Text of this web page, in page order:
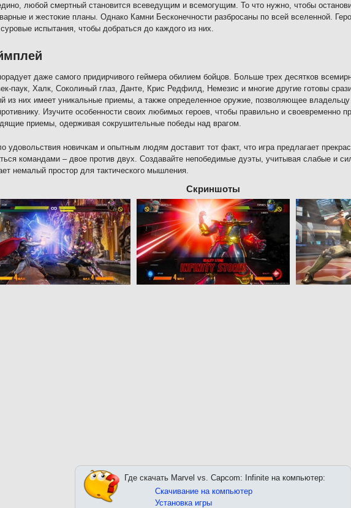
любой смертный становится всеведущим и всемогущим. То что нужно, чтобы
и жестокие планы. Однако Камни Бесконечности разбросаны по всей вселенной.
испытания, чтобы добраться до каждого из них.
даже самого придирчивого геймера обилием бойцов. Больше трех десятков
паук, Халк, Соколиный глаз, Данте, Крис Редфилд, Немезис и многие другие готовы
из них имеет уникальные приемы, а также определенное оружие, позволяющее
Изучите особенности своих любимых героев, чтобы правильно и своевременно
приемы, одерживая сокрушительные победы над врагом.
удовольствия новичкам и опытным людям доставит тот факт, что игра предлагает
командами – двое против двух. Создавайте непобедимые дуэты, учитывая слабые и
немалый простор для тактического мышления.
Скриншоты
Где скачать Marvel vs. Capcom: Infinite на компьютер:
Скачивание на компьютер
Установка игры